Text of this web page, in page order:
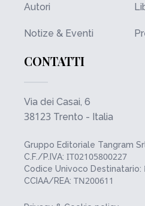
Autori
Notize & Eventi
CONTATTI
Via dei Casai, 6
38123 Trento - Italia
Gruppo Editoriale Tangram
C.F./P.IVA: IT02105800227
Codice Univoco Destinatario:
CCIAA/REA: TN200611